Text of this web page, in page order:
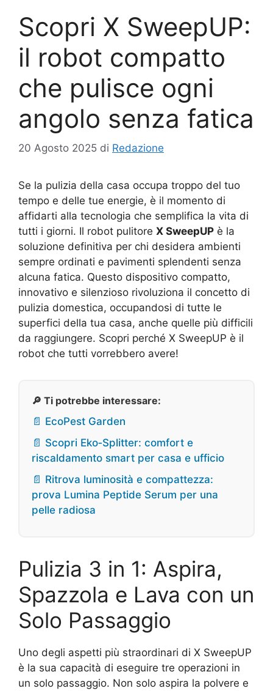
Scopri X SweepUP:
il robot compatto
che pulisce ogni
angolo senza fatica
20 Agosto 2025 di Redazione
Se la pulizia della casa occupa troppo del tuo
tempo e delle tue energie, è il momento di
affidarti alla tecnologia che semplifica la vita di
tutti i giorni. Il robot pulitore X SweepUP è la
soluzione definitiva per chi desidera ambienti
sempre ordinati e pavimenti splendenti senza
alcuna fatica. Questo dispositivo compatto,
innovativo e silenzioso rivoluziona il concetto di
pulizia domestica, occupandosi di tutte le
superfici della tua casa, anche quelle più difficili
da raggiungere. Scopri perché X SweepUP è il
robot che tutti vorrebbero avere!
🔎 Ti potrebbe interessare:
📄 EcoPest Garden
📄 Scopri Eko‑Splitter: comfort e
riscaldamento smart per casa e ufficio
📄 Ritrova luminosità e compattezza:
prova Lumina Peptide Serum per una
pelle radiosa
Pulizia 3 in 1: Aspira,
Spazzola e Lava con un
Solo Passaggio
Uno degli aspetti più straordinari di X SweepUP
è la sua capacità di eseguire tre operazioni in
un solo passaggio. Non solo aspira la polvere e